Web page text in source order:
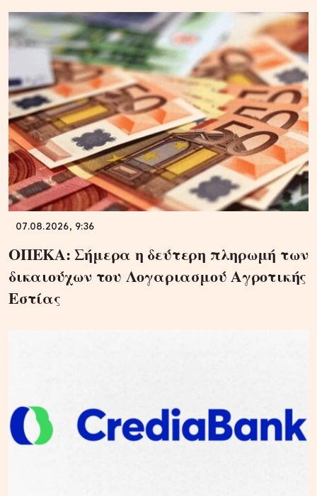
07.08.2026, 9:36
ΟΠΕΚΑ: Σήμερα η δεύτερη πληρωμή των
δικαιούχων του Λογαριασμού Αγροτικής
Εστίας